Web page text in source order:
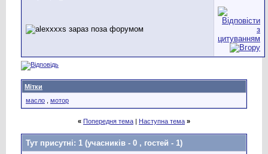
Мітки
масло
мотор
« Попередня тема | Наступна тема »
Тут присутні: 1 (учасників - 0 , гостей - 1)